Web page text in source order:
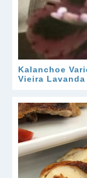
Kalanchoe
Vieira Lavanda